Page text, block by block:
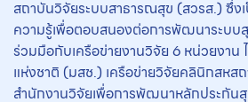
สถาบันวิจัยระบบสาธารณสุข (สวรส.) ซึ่ง
ความรู้เพื่อตอบสนองต่อการพัฒนาระบบสุ
ร่วมมือกับเครือข่ายงานวิจัย 6 หน่วยงาน
แห่งชาติ (มสช.) เครือข่ายวิจัยคลินิกสหส
สำนักงานวิจัยเพื่อการพัฒนาหลักประกัน